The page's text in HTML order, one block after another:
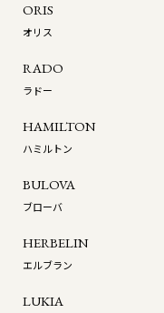
ORIS
オリス
RADO
ラドー
HAMILTON
ハミルトン
BULOVA
ブローバ
HERBELIN
エルブラン
LUKIA